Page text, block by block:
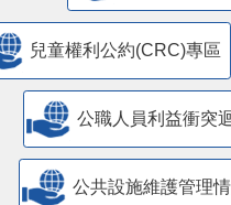
兒童權利公約(CRC)專區
公職人員利益衝突
公共設施維護管理